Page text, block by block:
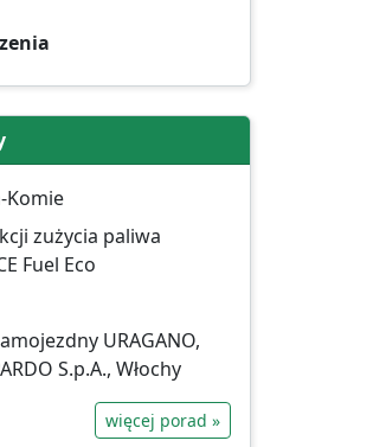
Komie
zużycia paliwa
Fuel Eco
URAGANO,
S.p.A., Włochy
więcej porad »